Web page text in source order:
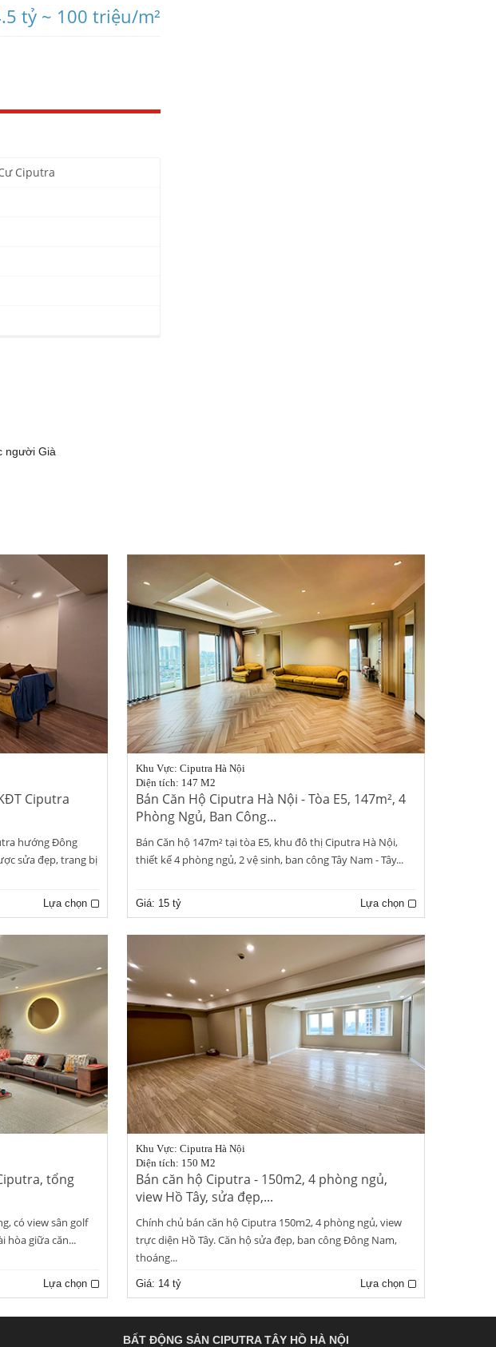
tỷ ~ 100 triệu/m²
Ciputra
người Già
Ciputra
hướng Đông
sửa đẹp, trang bị
Lựa chọn
Khu Vực: Ciputra Hà Nội
Diện tích: 147 M2
Bán Căn Hộ Ciputra Hà Nội - Tòa E5, 147m², 4
Phòng Ngủ, Ban Công...
Bán Căn hộ 147m² tại tòa E5, khu đô thị Ciputra Hà Nội,
thiết kế 4 phòng ngủ, 2 vệ sinh, ban công Tây Nam - Tây...
Giá: 15 tỷ Lựa chọn
tổng
có view sân golf
hòa giữa căn...
Lựa chọn
Khu Vực: Ciputra Hà Nội
Diện tích: 150 M2
Bán căn hộ Ciputra - 150m2, 4 phòng ngủ,
view Hồ Tây, sửa đẹp,...
Chính chủ bán căn hộ Ciputra 150m2, 4 phòng ngủ, view
trực diện Hồ Tây. Căn hộ sửa đẹp, ban công Đông Nam,
thoáng...
Giá: 14 tỷ Lựa chọn
BẤT ĐỘNG SẢN CIPUTRA TÂY HỒ HÀ NỘI